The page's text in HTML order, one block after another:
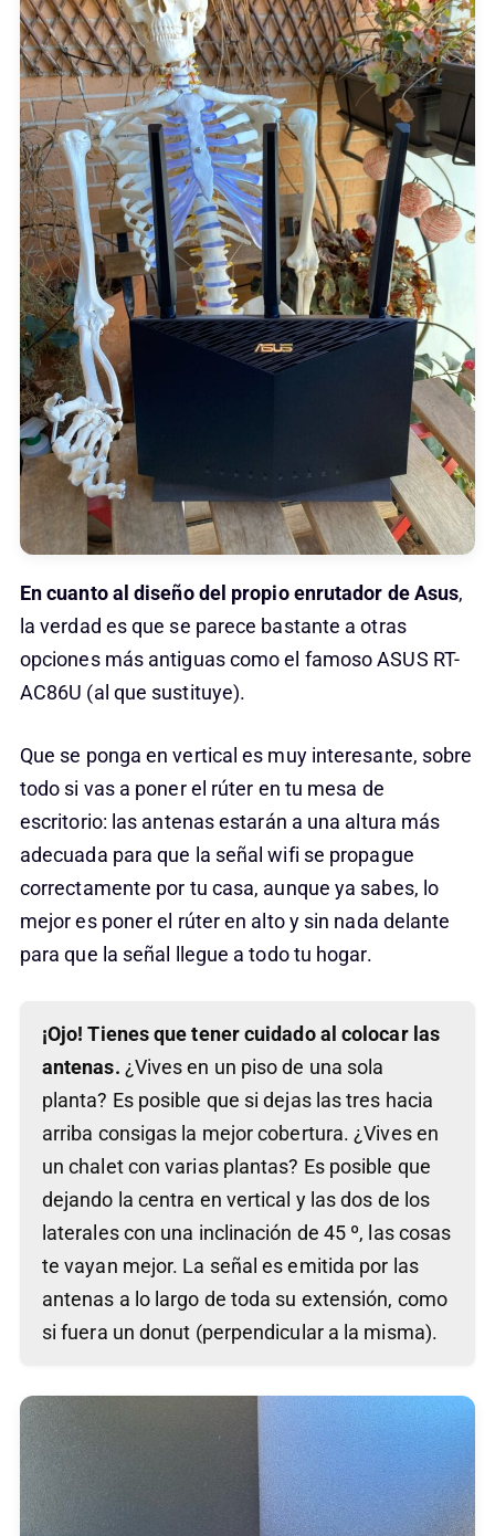
En cuanto al diseño del propio enrutador de Asus,
la verdad es que se parece bastante a otras
opciones más antiguas como el famoso ASUS RT-
AC86U (al que sustituye).
Que se ponga en vertical es muy interesante, sobre
todo si vas a poner el rúter en tu mesa de
escritorio: las antenas estarán a una altura más
adecuada para que la señal wifi se propague
correctamente por tu casa, aunque ya sabes, lo
mejor es poner el rúter en alto y sin nada delante
para que la señal llegue a todo tu hogar.
¡Ojo! Tienes que tener cuidado al colocar las
antenas. ¿Vives en un piso de una sola
planta? Es posible que si dejas las tres hacia
arriba consigas la mejor cobertura. ¿Vives en
un chalet con varias plantas? Es posible que
dejando la centra en vertical y las dos de los
laterales con una inclinación de 45 º, las cosas
te vayan mejor. La señal es emitida por las
antenas a lo largo de toda su extensión, como
si fuera un donut (perpendicular a la misma).